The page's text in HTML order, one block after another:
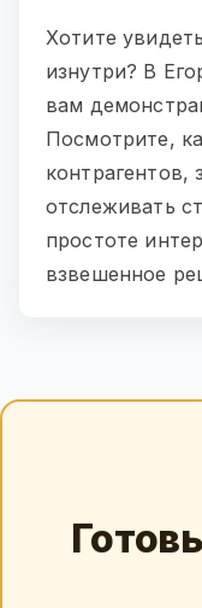
Хотите
изнутри? В
вам
Посмотрите,
контрагентов,
отслеживать
простоте
взвешенное